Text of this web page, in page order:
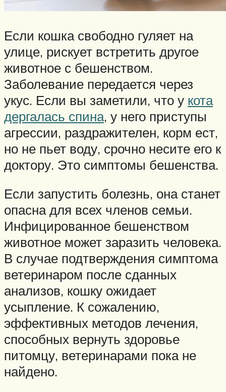
Если кошка свободно гуляет на
улице, рискует встретить другое
животное с бешенством.
Заболевание передается через
укус. Если вы заметили, что у кота
дергалась спина, у него приступы
агрессии, раздражителен, корм ест,
но не пьет воду, срочно несите его к
доктору. Это симптомы бешенства.
Если запустить болезнь, она станет
опасна для всех членов семьи.
Инфицированное бешенством
животное может заразить человека.
В случае подтверждения симптома
ветеринаром после сданных
анализов, кошку ожидает
усыпление. К сожалению,
эффективных методов лечения,
способных вернуть здоровье
питомцу, ветеринарами пока не
найдено.